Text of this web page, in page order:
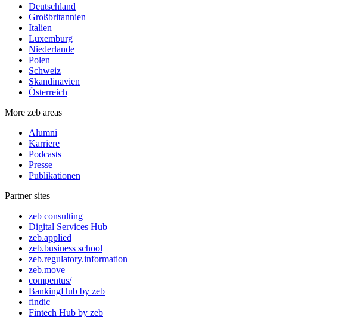
Deutschland
Großbritannien
Italien
Luxemburg
Niederlande
Polen
Schweiz
Skandinavien
Österreich
More zeb areas
Alumni
Karriere
Podcasts
Presse
Publikationen
Partner sites
zeb consulting
Digital Services Hub
zeb.applied
zeb.business school
zeb.regulatory.information
zeb.move
compentus/
BankingHub by zeb
findic
Fintech Hub by zeb